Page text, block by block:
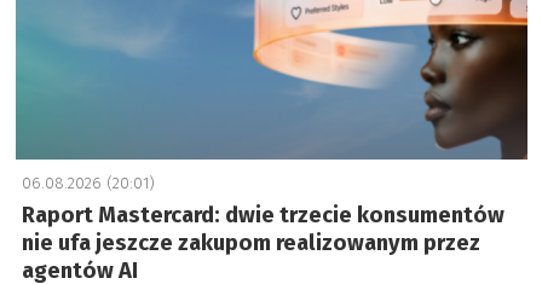
06.08.2026 (20:01)
Raport Mastercard: dwie trzecie konsumentów
nie ufa jeszcze zakupom realizowanym przez
agentów AI